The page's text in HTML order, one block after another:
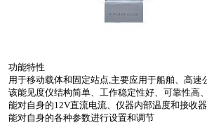
功能特性
用于移动载体和固定站点,主要应用于船舶、高速
该能见度仪结构简单、工作稳定性好、可靠性高
能对自身的12V直流电流、仪器内部温度和接收
能对自身的各种参数进行设置和调节